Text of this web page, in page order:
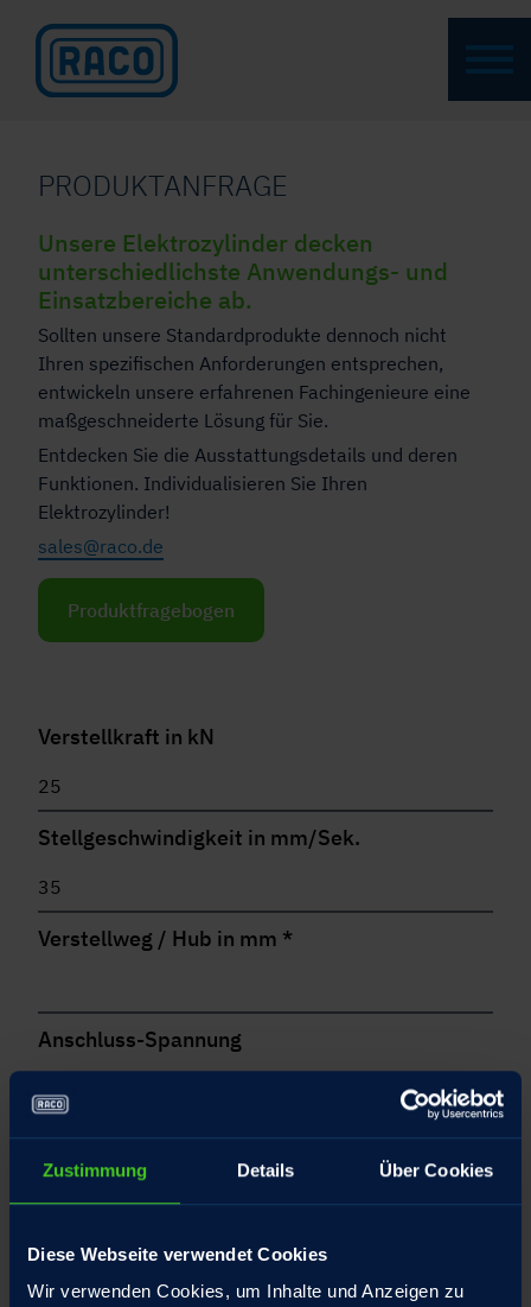
Zustimmung Details Über Cookies
Diese Webseite verwendet Cookies
Wir verwenden Cookies, um Inhalte und Anzeigen zu
PRODUKTANFRAGE
Unsere Elektrozylinder decken
unterschiedlichste Anwendungs- und
Einsatzbereiche ab.
Sollten unsere Standardprodukte dennoch nicht
Ihren spezifischen Anforderungen entsprechen,
entwickeln unsere erfahrenen Fachingenieure eine
maßgeschneiderte Lösung für Sie.
Entdecken Sie die Ausstattungsdetails und deren
Funktionen. Individualisieren Sie Ihren
Elektrozylinder!
sales@raco.de
Produktfragebogen
Verstellkraft in kN
Stellgeschwindigkeit in mm/Sek.
Verstellweg / Hub in mm *
Anschluss-Spannung
Aufstellungsort
Produktbezeichnung